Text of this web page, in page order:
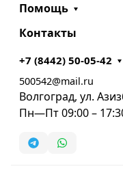
Помощь
Контакты
+7 (8442) 50-05-42
500542@mail.ru
Волгоград, ул.
Пн—Пт 09:00 –